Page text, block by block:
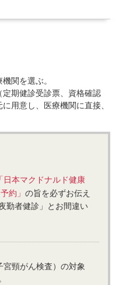
関を選ぶ。
期健診受診票、資格確認
用意し、医療機関に直接、
「日本マクドナルド健康
約」 の旨を必ずお伝え
勤者健診」とお間違い
頸がん検査）の対象